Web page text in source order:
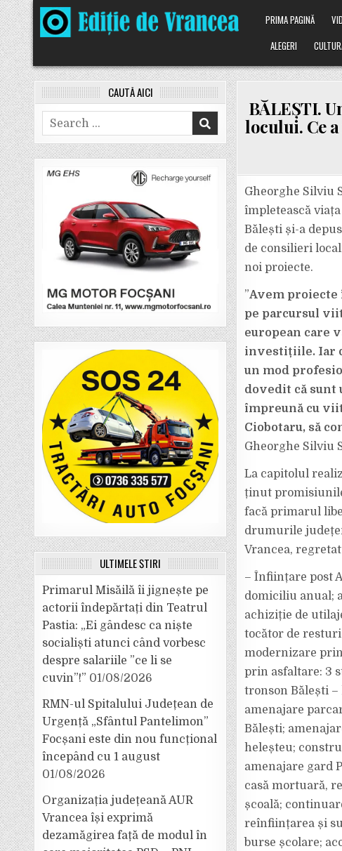
Skip
to
content
PRIMA PAGINĂ
ALEGERI
BĂLEȘTI.
locului. Ce
Gheorghe Silviu
împletească
Bălești și-a
de consilieri
noi proiecte.
”Avem proiecte
pe parcursul
european care
investițiile. Iar
un mod
dovedit că
împreună cu
Ciobotaru, să
Gheorghe Silviu
La capitolul
ținut
facă primarul
drumurile
Vrancea,
– Înființare post
domiciliu anual;
achiziție de
tocător de
modernizare
prin asfaltare: 3
tronson Bălești –
amenajare
Bălești;
heleșteu;
amenajare gard
casă mortuară,
școală;
reînființarea și
burse școlare;
CAUTĂ AICI
Search
for:
ULTIMELE ȘTIRI
Primarul Misăilă îi jignește pe
actorii îndepărtați din Teatrul
Pastia: „Ei gândesc ca niște
socialiști atunci când vorbesc
despre salariile ”ce li se
cuvin”!” 01/08/2026
RMN-ul Spitalului Județean de
Urgență „Sfântul Pantelimon”
Focșani este din nou funcțional
începând cu 1 august
01/08/2026
Organizația județeană AUR
Vrancea își exprimă
dezamăgirea față de modul în